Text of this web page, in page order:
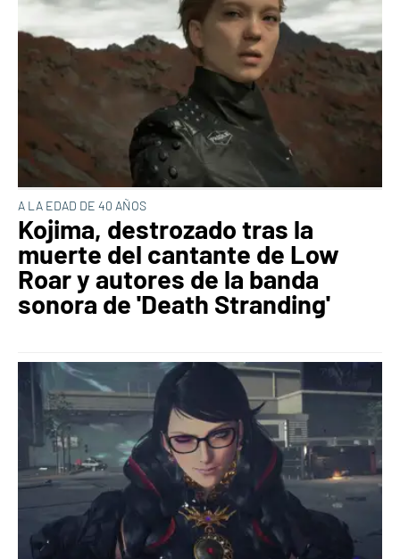
A LA EDAD DE 40 AÑOS
Kojima, destrozado tras la
muerte del cantante de Low
Roar y autores de la banda
sonora de 'Death Stranding'